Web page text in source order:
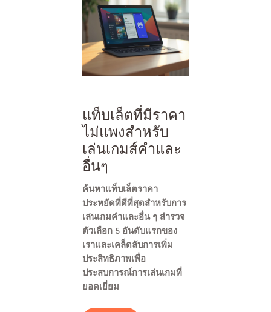
แท็บเล็ตที่มีราคา
ไม่แพงสำหรับ
เล่นเกมส์คำและ
อื่นๆ
ค้นหาแท็บเล็ตราคา
ประหยัดที่ดีที่สุดสำหรับการ
เล่นเกมคำและอื่น ๆ สำรวจ
ตัวเลือก 5 อันดับแรกของ
เราและเคล็ดลับการเพิ่ม
ประสิทธิภาพเพื่อ
ประสบการณ์การเล่นเกมที่
ยอดเยี่ยม